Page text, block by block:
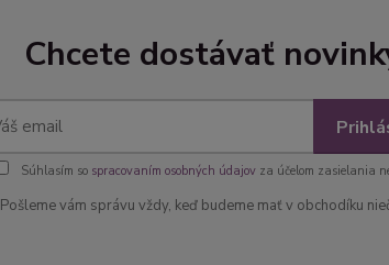
Chcete dostávať
Súhlasím so spracovaním osobných údajovza účelom zasielania
Pošleme vám správu vždy, keď budeme mať v obchodíku